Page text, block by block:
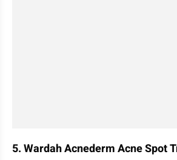
5. Wardah Acnederm Acne Spot